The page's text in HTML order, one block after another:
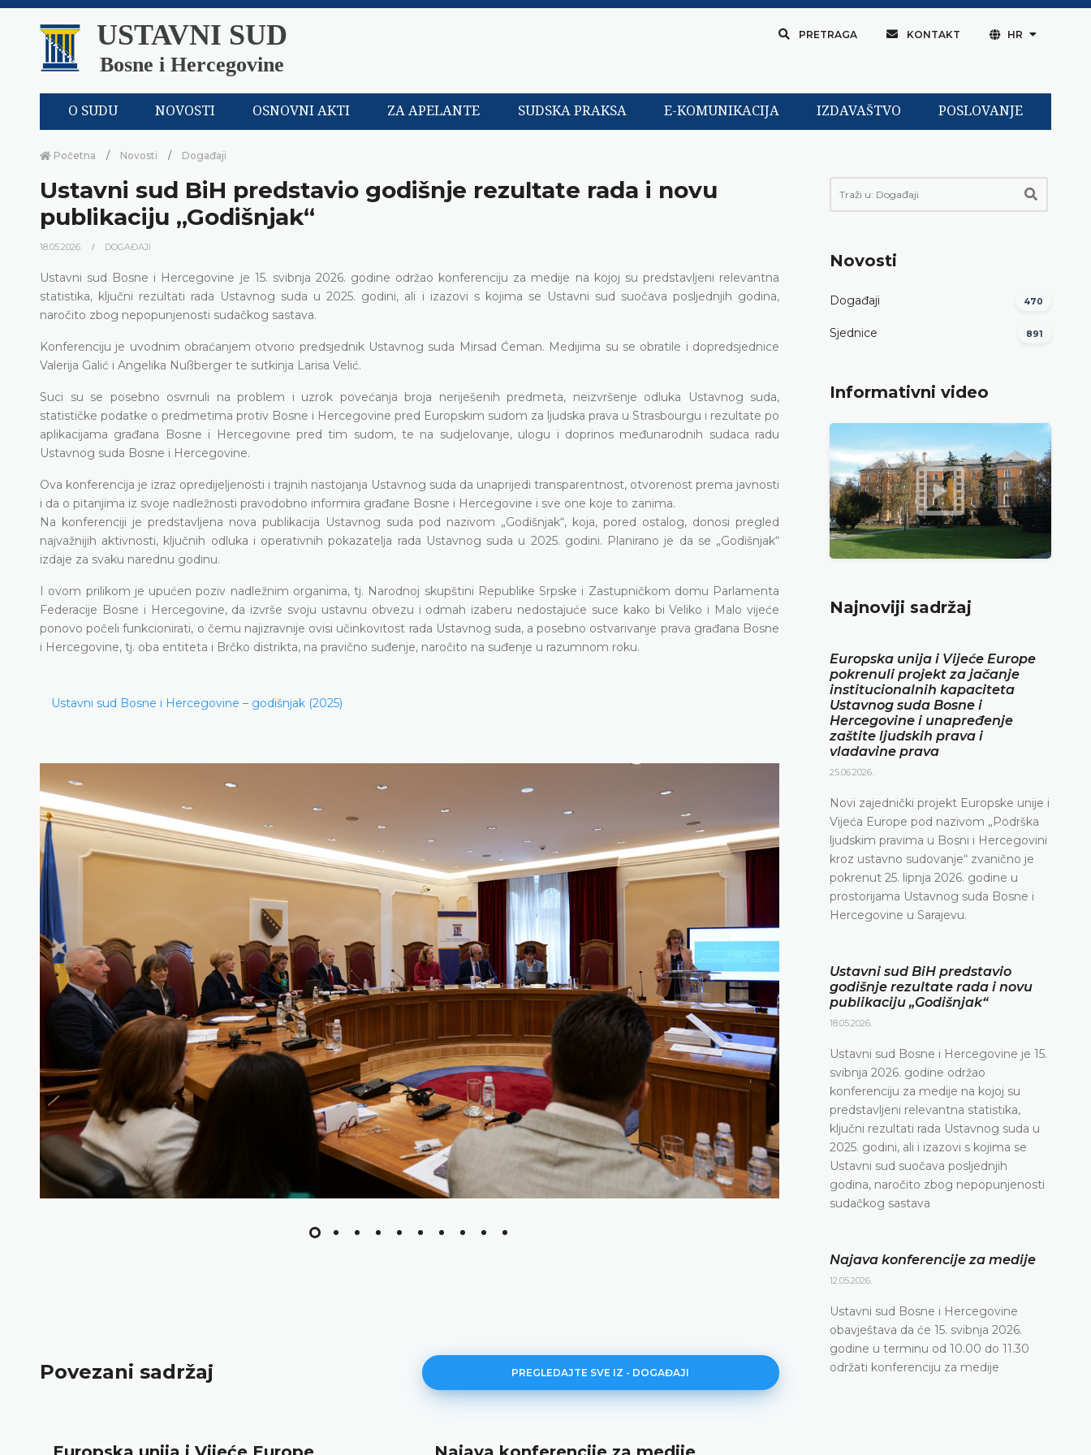
USTAVNI SUD
Bosne i Hercegovine
PRETRAGA KONTAKT HR
O SUDU NOVOSTI OSNOVNI AKTI ZA APELANTE SUDSKA PRAKSA E-KOMUNIKACIJA IZDAVAŠTVO POSLOVANJE
Početna Novosti Događaji
Ustavni sud BiH predstavio godišnje rezultate rada i novu
publikaciju „Godišnjak“
18.05.2026. DOGAĐAJI
Ustavni sud Bosne i Hercegovine je 15. svibnja 2026. godine održao konferenciju za medije na kojoj su predstavljeni relevantna
statistika, ključni rezultati rada Ustavnog suda u 2025. godini, ali i izazovi s kojima se Ustavni sud suočava posljednjih godina,
naročito zbog nepopunjenosti sudačkog sastava.
Konferenciju je uvodnim obraćanjem otvorio predsjednik Ustavnog suda Mirsad Ćeman. Medijima su se obratile i dopredsjednice
Valerija Galić i Angelika Nußberger te sutkinja Larisa Velić.
Suci su se posebno osvrnuli na problem i uzrok povećanja broja neriješenih predmeta, neizvršenje odluka Ustavnog suda,
statističke podatke o predmetima protiv Bosne i Hercegovine pred Europskim sudom za ljudska prava u Strasbourgu i rezultate po
aplikacijama građana Bosne i Hercegovine pred tim sudom, te na sudjelovanje, ulogu i doprinos međunarodnih sudaca radu
Ustavnog suda Bosne i Hercegovine.
Ova konferencija je izraz opredijeljenosti i trajnih nastojanja Ustavnog suda da unaprijedi transparentnost, otvorenost prema javnosti
i da o pitanjima iz svoje nadležnosti pravodobno informira građane Bosne i Hercegovine i sve one koje to zanima.
Na konferenciji je predstavljena nova publikacija Ustavnog suda pod nazivom „Godišnjak“, koja, pored ostalog, donosi pregled
najvažnijih aktivnosti, ključnih odluka i operativnih pokazatelja rada Ustavnog suda u 2025. godini. Planirano je da se „Godišnjak“
izdaje za svaku narednu godinu.
I ovom prilikom je upućen poziv nadležnim organima, tj. Narodnoj skupštini Republike Srpske i Zastupničkom domu Parlamenta
Federacije Bosne i Hercegovine, da izvrše svoju ustavnu obvezu i odmah izaberu nedostajuće suce kako bi Veliko i Malo vijeće
ponovo počeli funkcionirati, o čemu najizravnije ovisi učinkovitost rada Ustavnog suda, a posebno ostvarivanje prava građana Bosne
i Hercegovine, tj. oba entiteta i Brčko distrikta, na pravično suđenje, naročito na suđenje u razumnom roku.
Ustavni sud Bosne i Hercegovine – godišnjak (2025)
Povezani sadržaj PREGLEDAJTE SVE IZ - DOGAĐAJI
Novosti
Događaji 470
Sjednice 891
Informativni video
Najnoviji sadržaj
Europska unija i Vijeće Europe
pokrenuli projekt za jačanje
institucionalnih kapaciteta
Ustavnog suda Bosne i
Hercegovine i unapređenje
zaštite ljudskih prava i
vladavine prava
25.06.2026.
Novi zajednički projekt Europske unije i
Vijeća Europe pod nazivom „Podrška
ljudskim pravima u Bosni i Hercegovini
kroz ustavno sudovanje“ zvanično je
pokrenut 25. lipnja 2026. godine u
prostorijama Ustavnog suda Bosne i
Hercegovine u Sarajevu.
Ustavni sud BiH predstavio
godišnje rezultate rada i novu
publikaciju „Godišnjak“
18.05.2026.
Ustavni sud Bosne i Hercegovine je 15.
svibnja 2026. godine održao
konferenciju za medije na kojoj su
predstavljeni relevantna statistika,
ključni rezultati rada Ustavnog suda u
2025. godini, ali i izazovi s kojima se
Ustavni sud suočava posljednjih
godina, naročito zbog nepopunjenosti
sudačkog sastava
Najava konferencije za medije
12.05.2026.
Ustavni sud Bosne i Hercegovine
obavještava da će 15. svibnja 2026.
godine u terminu od 10.00 do 11.30
održati konferenciju za medije